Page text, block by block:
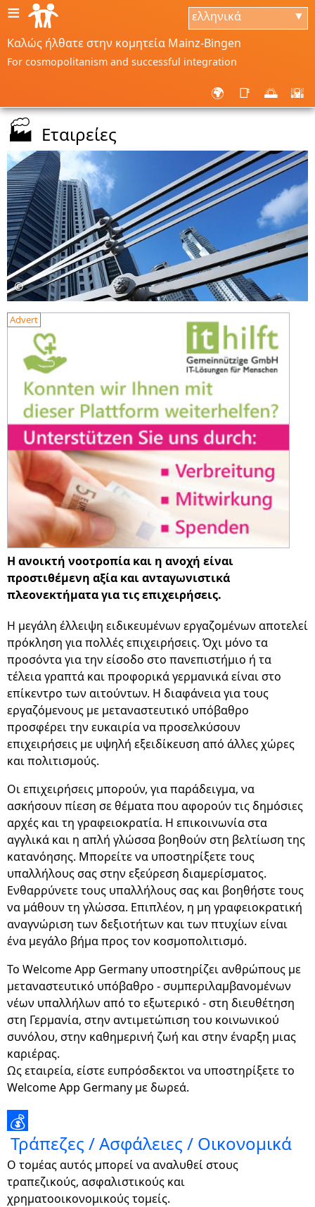
≡ ελληνικά ▼
Καλώς ήλθατε στην κομητεία Mainz-Bingen
For cosmopolitanism and successful integration
🌍 📑 🌅 🌇
🏭 Εταιρείες
©
Advert
Η ανοικτή νοοτροπία και η ανοχή είναι
προστιθέμενη αξία και ανταγωνιστικά
πλεονεκτήματα για τις επιχειρήσεις.
Η μεγάλη έλλειψη ειδικευμένων εργαζομένων αποτελεί
πρόκληση για πολλές επιχειρήσεις. Όχι μόνο τα
προσόντα για την είσοδο στο πανεπιστήμιο ή τα
τέλεια γραπτά και προφορικά γερμανικά είναι στο
επίκεντρο των αιτούντων. Η διαφάνεια για τους
εργαζόμενους με μεταναστευτικό υπόβαθρο
προσφέρει την ευκαιρία να προσελκύσουν
επιχειρήσεις με υψηλή εξειδίκευση από άλλες χώρες
και πολιτισμούς.
Οι επιχειρήσεις μπορούν, για παράδειγμα, να
ασκήσουν πίεση σε θέματα που αφορούν τις δημόσιες
αρχές και τη γραφειοκρατία. Η επικοινωνία στα
αγγλικά και η απλή γλώσσα βοηθούν στη βελτίωση της
κατανόησης. Μπορείτε να υποστηρίξετε τους
υπαλλήλους σας στην εξεύρεση διαμερίσματος.
Ενθαρρύνετε τους υπαλλήλους σας και βοηθήστε τους
να μάθουν τη γλώσσα. Επιπλέον, η μη γραφειοκρατική
αναγνώριση των δεξιοτήτων και των πτυχίων είναι
ένα μεγάλο βήμα προς τον κοσμοπολιτισμό.
Το Welcome App Germany υποστηρίζει ανθρώπους με
μεταναστευτικό υπόβαθρο - συμπεριλαμβανομένων
νέων υπαλλήλων από το εξωτερικό - στη διευθέτηση
στη Γερμανία, στην αντιμετώπιση του κοινωνικού
συνόλου, στην καθημερινή ζωή και στην έναρξη μιας
καριέρας.
Ως εταιρεία, είστε ευπρόσδεκτοι να υποστηρίξετε το
Welcome App Germany με δωρεά.
💰
Τράπεζες / Ασφάλειες / Οικονομικά
Ο τομέας αυτός μπορεί να αναλυθεί στους
τραπεζικούς, ασφαλιστικούς και
χρηματοοικονομικούς τομείς.